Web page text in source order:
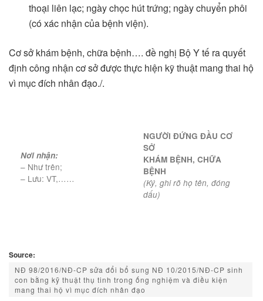
thoại liên lạc; ngày chọc hút trứng; ngày chuyển phôi
(có xác nhận của bệnh viện).
Cơ sở khám bệnh, chữa bệnh…. đề nghị Bộ Y tế ra quyết
định công nhận cơ sở được thực hiện kỹ thuật mang thai hộ
vì mục đích nhân đạo./.
Nơi nhận:
– Như trên;
– Lưu: VT,……
NGƯỜI ĐỨNG ĐẦU CƠ
SỞ
KHÁM BỆNH, CHỮA
BỆNH
(Ký, ghi rõ họ tên, đóng
dấu)
Source:
NĐ 98/2016/NĐ-CP sửa đổi bổ sung NĐ 10/2015/NĐ-CP sinh
con bằng kỹ thuật thụ tinh trong ống nghiệm và điều kiện
mang thai hộ vì mục đích nhân đạo